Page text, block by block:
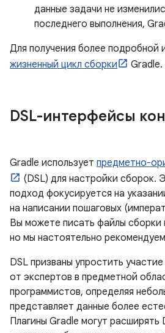
данные задачи не
последнего выполнения,
Для получения более подробной
жизненный цикл сборки
Gradle.
DSL-интерфейсы
Gradle использует предметно-
(DSL) для настройки сборок.
подход фокусируется на
на написании пошаговых
Вы можете писать файлы сборки
но мы настоятельно
DSL призваны упростить
от экспертов в предметной
программистов, определяя
представляет данные более
Плагины Gradle могут расширять